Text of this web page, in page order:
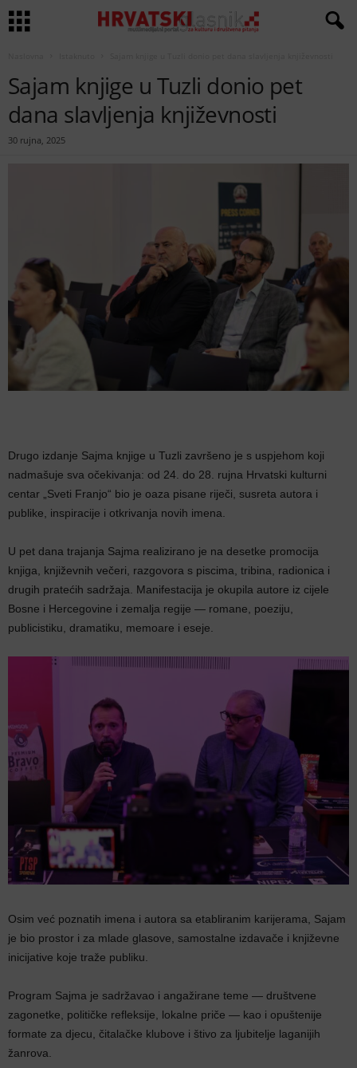
Sajam knjige u Tuzli donio pet
dana slavljenja književnosti
30 rujna, 2025
Drugo izdanje Sajma knjige u Tuzli završeno je s uspjehom koji
nadmašuje sva očekivanja: od 24. do 28. rujna Hrvatski kulturni
centar „Sveti Franjo“ bio je oaza pisane riječi, susreta autora i
publike, inspiracije i otkrivanja novih imena.
U pet dana trajanja Sajma realizirano je na desetke promocija
knjiga, književnih večeri, razgovora s piscima, tribina, radionica i
drugih pratećih sadržaja. Manifestacija je okupila autore iz cijele
Bosne i Hercegovine i zemalja regije — romane, poeziju,
publicistiku, dramatiku, memoare i eseje.
Osim već poznatih imena i autora sa etabliranim karijerama, Sajam
je bio prostor i za mlade glasove, samostalne izdavače i književne
inicijative koje traže publiku.
Program Sajma je sadržavao i angažirane teme — društvene
zagonetke, političke refleksije, lokalne priče — kao i opuštenije
formate za djecu, čitalačke klubove i štivo za ljubitelje laganijih
žanrova.